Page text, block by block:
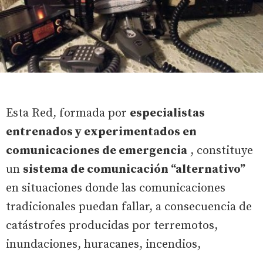
Esta Red, formada por especialistas
entrenados y experimentados en
comunicaciones de emergencia , constituye
un sistema de comunicación “alternativo”
en situaciones donde las comunicaciones
tradicionales puedan fallar, a consecuencia de
catástrofes producidas por terremotos,
inundaciones, huracanes, incendios,